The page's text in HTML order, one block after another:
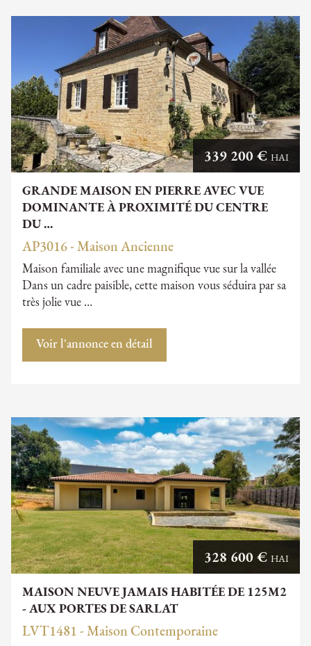
GRANDE MAISON EN PIERRE AVEC VUE
DOMINANTE À PROXIMITÉ DU CENTRE
DU …
339 200 € HAI
AP3016 - Maison Ancienne
Maison familiale avec une magnifique vue sur la vallée
Dans un cadre paisible, cette maison vous séduira par sa
très jolie vue …
Voir l'annonce en détail
MAISON NEUVE JAMAIS HABITÉE DE 125M2
- AUX PORTES DE SARLAT
328 600 € HAI
LVT1481 - Maison Contemporaine